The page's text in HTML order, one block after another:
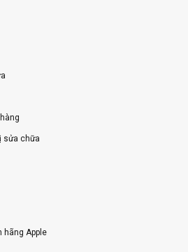
sửa chữa
hãng Apple